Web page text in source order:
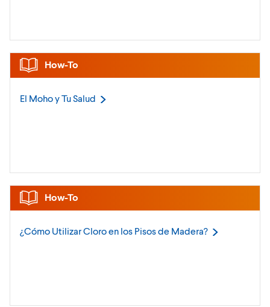
How-To
El Moho y TuSalud
How-To
¿Cómo Utilizar Cloro en los Pisos de Madera?